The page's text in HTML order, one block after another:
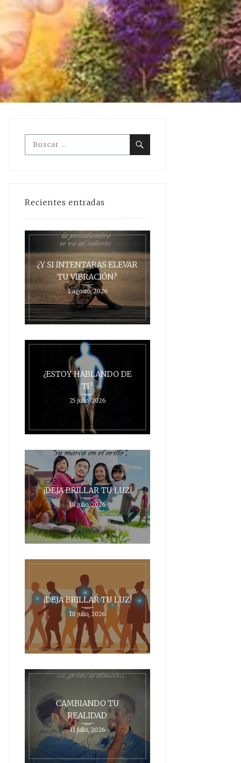
Buscar:
Recientes entradas
¿Y SI INTENTARAS ELEVAR
TU VIBRACIÓN?
1 agosto, 2026
¿ESTOY HABLANDO DE
TI?
25 julio, 2026
¡DEJA BRILLAR TU LUZ!
18 julio, 2026
¡DEJA BRILLAR TU LUZ!
18 julio, 2026
CAMBIANDO TU
REALIDAD
11 julio, 2026